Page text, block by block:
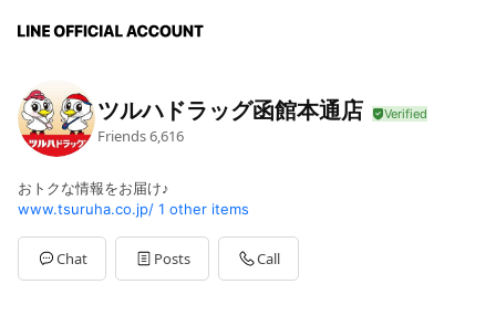
ツルハドラッグ函館本通店
Friends6,616
おトクな情報をお届け♪
www.tsuruha.co.jp/ 1 other items
Chat Posts Call